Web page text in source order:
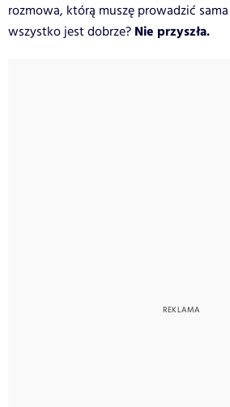
rozmowa, którą muszę prowadzić
wszystko jest dobrze? Nie przyszła.